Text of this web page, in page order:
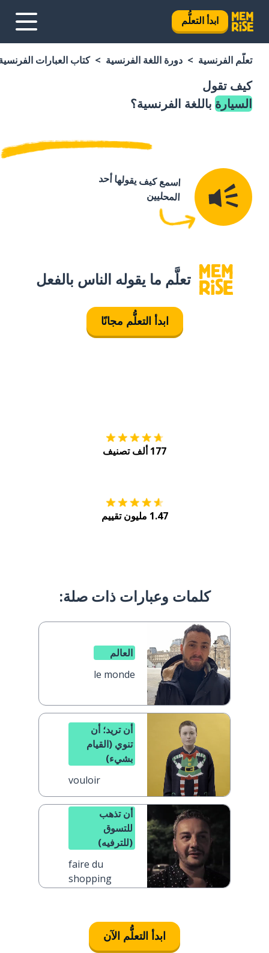
ابدأ التعلُّم
تعلَّم الفرنسية دورة اللغة الفرنسية كتاب العبارات
كيف تقول
السيارة باللغة الفرنسية؟
اسمع كيف يقولها أحد
المحليين
تعلَّم ما يقوله الناس بالفعل
ابدأ التعلُّم مجانًا
177 ألف تصنيف
1.47 مليون تقييم
كلمات وعبارات ذات صلة:
العالم
le monde
أن تريد؛ أن
تنوي (القيام
بشيء)
vouloir
أن تذهب
للتسوق
(للترفيه)
faire du
shopping
ابدأ التعلُّم الآن